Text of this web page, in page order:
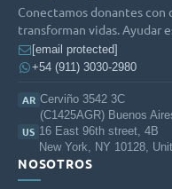
Conectamos donantes con
transforman vidas. Ayudar
[email protected]
+54 (911) 3030-2980
AR Cerviño 3542 3C
(C1425AGR) Buenos
US 16 East 96th street, 4B
New York, NY 10128,
NOSOTROS